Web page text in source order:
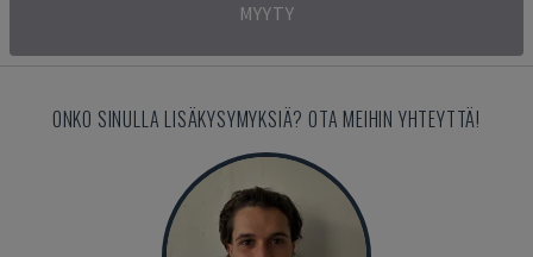
MYYTY
ONKO SINULLA LISÄKYSYMYKSIÄ? OTA MEIHIN YHTEYTTÄ!